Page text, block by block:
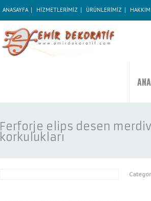
ANASAYFA HİZMETLERİMİZ ÜRÜNLERİMİZ
Ferforje elips desen
korkulukları